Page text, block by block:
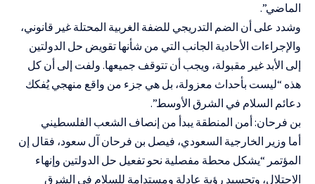
الماضي”.
وشدد على أن الضم التدريجي للضفة الغربية المحتلة غير قانوني،
والإجراءات الأحادية الجانب التي من شأنها تقويض حل الدولتين
إلى الأبد غير مقبولة، ويجب أن تتوقف جميعها. ولفت إلى أن كل
هذه “ليست بأحداث معزولة، بل هي جزء من واقع منهجي يُفكك
دعائم السلام في الشرق الأوسط”.
بن فرحان: أمن المنطقة يبدأ من إنصاف الشعب الفلسطيني
أما وزير الخارجية السعودي، فيصل بن فرحان آل سعود، فقال إن
المؤتمر “يشكل محطة مفصلية نحو تفعيل حل الدولتين وإنهاء
الاحتلال، وتجسيد رؤية عادلة ومستدامة للسلام في الشرق